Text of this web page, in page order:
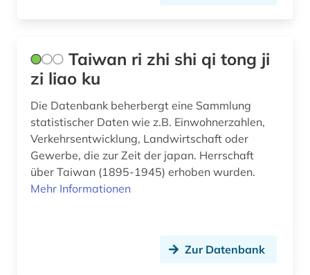
Taiwan ri zhi shi qi tong ji
zi liao ku
Die Datenbank beherbergt eine Sammlung
statistischer Daten wie z.B. Einwohnerzahlen,
Verkehrsentwicklung, Landwirtschaft oder
Gewerbe, die zur Zeit der japan. Herrschaft
über Taiwan (1895-1945) erhoben wurden.
Mehr Informationen
Zur Datenbank